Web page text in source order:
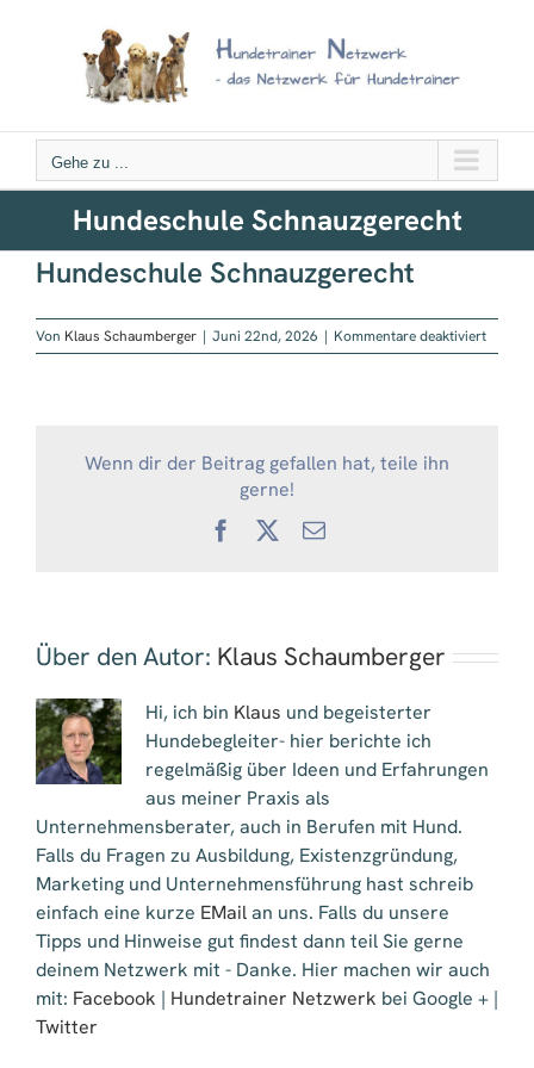
Gehe zu ...
Hundeschule Schnauzgerecht
Hundeschule Schnauzgerecht
Von Klaus Schaumberger | Juni 22nd, 2026 | Kommentare deaktiviertfür
Wenn dir der Beitrag gefallen hat, teile ihn
gerne!
Facebook
X
E-
Über den Autor: Klaus Schaumberger
Hi, ich bin Klaus und begeisterter
Hundebegleiter- hier berichte ich
regelmäßig über Ideen und Erfahrungen
aus meiner Praxis als
Unternehmensberater, auch in Berufen mit Hund.
Falls du Fragen zu Ausbildung, Existenzgründung,
Marketing und Unternehmensführung hast schreib
einfach eine kurze EMailan uns. Falls du unsere
Tipps und Hinweise gut findest dann teil Sie gerne
deinem Netzwerk mit - Danke. Hier machen wir auch
mit: Facebook | Hundetrainer Netzwerk bei Google + |
Twitter